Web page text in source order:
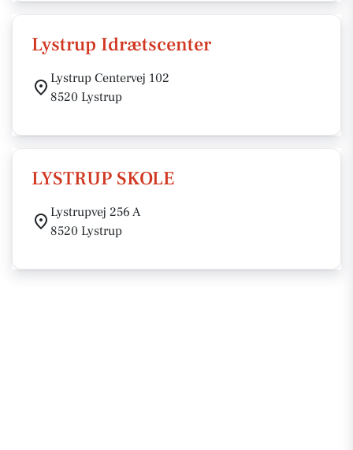
Lystrup Idrætscenter
Lystrup Centervej 102
8520 Lystrup
LYSTRUP SKOLE
Lystrupvej 256 A
8520 Lystrup